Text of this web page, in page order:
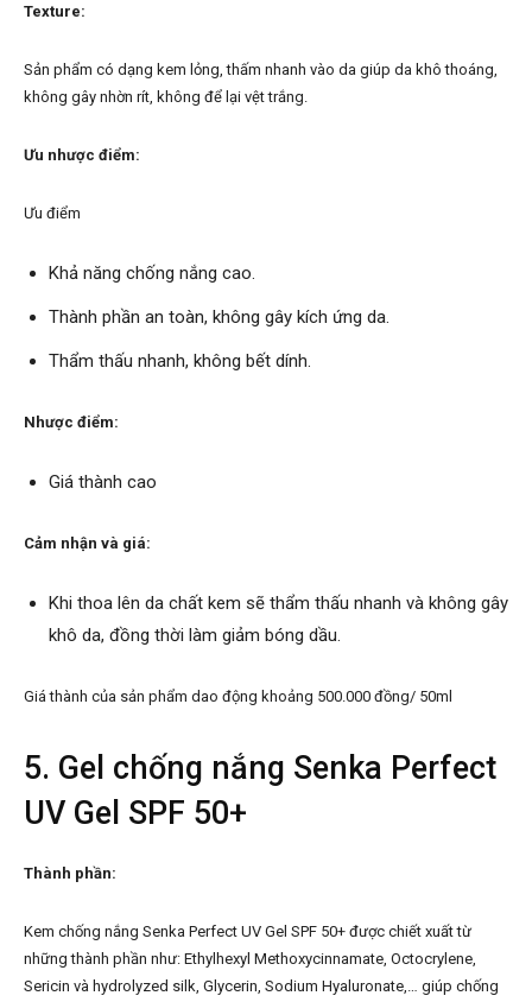
Texture:
Sản phẩm có dạng kem lỏng, thấm nhanh vào da giúp da khô thoáng,
không gây nhờn rít, không để lại vệt trắng.
Ưu nhược điểm:
Ưu điểm
Khả năng chống nắng cao.
Thành phần an toàn, không gây kích ứng da.
Thẩm thấu nhanh, không bết dính.
Nhược điểm:
Giá thành cao
Cảm nhận và giá:
Khi thoa lên da chất kem sẽ thẩm thấu nhanh và không gây
khô da, đồng thời làm giảm bóng dầu.
Giá thành của sản phẩm dao động khoảng 500.000 đồng/ 50ml
5. Gel chống nắng Senka Perfect
UV Gel SPF 50+
Thành phần:
Kem chống nắng Senka Perfect UV Gel SPF 50+ được chiết xuất từ
những thành phần như: Ethylhexyl Methoxycinnamate, Octocrylene,
Sericin và hydrolyzed silk, Glycerin, Sodium Hyaluronate,… giúp chống